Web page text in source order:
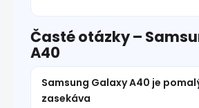
Časté otázky –
A40
Samsung Galaxy A40 je
zasekáva